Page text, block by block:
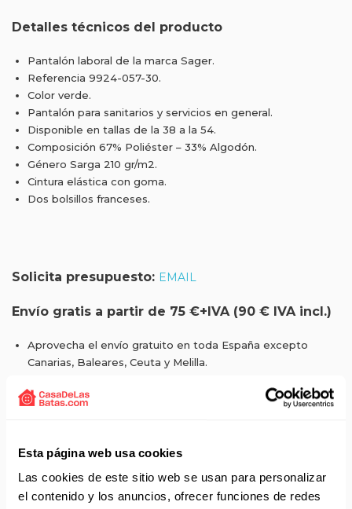
Esta página web usa cookies
Las cookies de este sitio web se usan para personalizar
el contenido y los anuncios, ofrecer funciones de redes
Detalles técnicos del producto
Pantalón laboral de la marca Sager.
Referencia 9924-057-30.
Color verde.
Pantalón para sanitarios y servicios en general.
Disponible en tallas de la 38 a la 54.
Composición 67% Poliéster – 33% Algodón.
Género Sarga 210 gr/m2.
Cintura elástica con goma.
Dos bolsillos franceses.
Solicita presupuesto: EMAIL
Envío gratis a partir de 75 €+IVA (90 € IVA incl.)
Aprovecha el envío gratuito en toda España excepto
Canarias, Baleares, Ceuta y Melilla.
ENVÍOS EN AGOSTO
con disponibilidad 24/48 horas.
Si adquieres productos con distinto plazo de entrega, el
pedido se envía cuando está completo.